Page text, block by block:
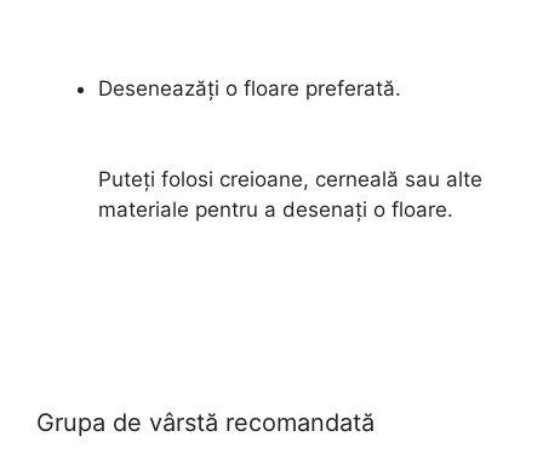
Deseneazăți o floare preferată.
Puteți folosi creioane, cerneală sau alte
materiale pentru a desenați o floare.
Grupa de vârstă recomandată